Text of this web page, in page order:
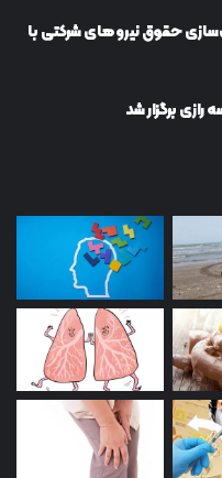
حقوق نیروهای شرکتی با
برگزار شد